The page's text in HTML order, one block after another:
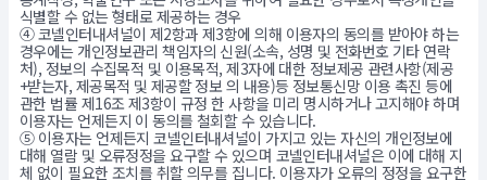
식별할 수 없는 형태로 제공하는 경우
④ 코넬인터내셔널이 제2항과 제3항에 의해 이용자의 동의를 받아야 하는
경우에는 개인정보관리 책임자의 신원(소속, 성명 및 전화번호 기타 연락
처), 정보의 수집목적 및 이용목적, 제3자에 대한 정보제공 관련사항(제공
+받는자, 제공목적 및 제공할 정보 의 내용)등 정보통신망 이용 촉진 등에
관한 법률 제16조 제3항이 규정 한 사항을 미리 명시하거나 고지해야 하며
이용자는 언제든지 이 동의를 철회할 수 있습니다.
⑤ 이용자는 언제든지 코넬인터내셔널이 가지고 있는 자신의 개인정보에
대해 열람 및 오류정정을 요구할 수 있으며 코넬인터내셔널은 이에 대해 지
체 없이 필요한 조치를 취할 의무를 집니다. 이용자가 오류의 정정을 요구한